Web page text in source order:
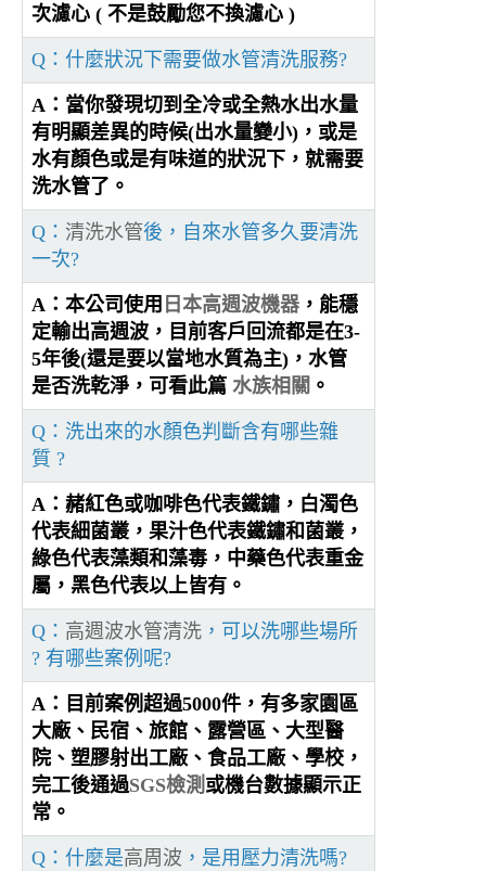
次濾心 ( 不是鼓勵您不換濾心 )
Q：什麼狀況下需要做水管清洗服務?
A：當你發現切到全冷或全熱水出水量
有明顯差異的時候(出水量變小)，或是
水有顏色或是有味道的狀況下，就需要
洗水管了。
Q： 清洗水管後，自來水管多久要清洗
一次?
A：本公司使用 日本高週波機器 ，能穩
定輸出高週波，目前客戶回流都是在3-
5年後(還是要以當地水質為主)，水管
是否洗乾淨，可看此篇 水族相關 。
Q：洗出來的水顏色判斷含有哪些雜
質 ?
A：赭紅色或咖啡色代表鐵鏽，白濁色
代表細菌叢，果汁色代表鐵鏽和菌叢，
綠色代表藻類和藻毒，中藥色代表重金
屬，黑色代表以上皆有。
Q： 高週波水管清洗 ，可以洗哪些場所
? 有哪些案例呢?
A：目前案例超過5000件，有多家園區
大廠、民宿、旅館、露營區、大型醫
院、塑膠射出工廠、食品工廠、學校，
完工後通過SGS檢測 或機台數據顯示正
常。
Q：什麼是高周波 ，是用壓力清洗嗎?